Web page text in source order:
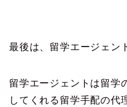
最後は、留学エージェン
留学エージェントは留学
してくれる留学手配の代